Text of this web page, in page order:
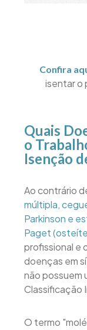
Confira
isentar o
Quais
o
Isenção
Ao contrário
múltipla,
Parkinson e
Paget
profissional e
doenças em
não possuem
Classificação
O termo